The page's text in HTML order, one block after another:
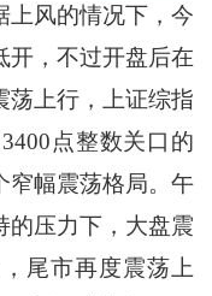
上风的情况下，今
开，不过开盘后在
荡上行，上证综指
点整数关口的
窄幅震荡格局。午
的压力下，大盘震
尾市再度震荡上